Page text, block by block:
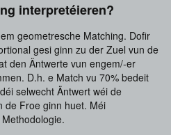
interpretéieren?
geometresche Matching. Dofir
gesi ginn zu der Zuel vun de
den Äntwerte vun engem/-er
D.h. e Match vu 70% bedeit
selwecht Äntwert wéi de
de Froe ginn huet. Méi